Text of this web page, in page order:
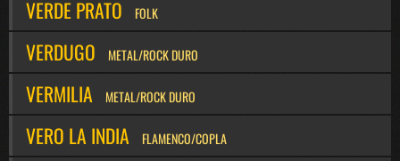
VERDE PRATO FOLK
VERDUGO METAL/ROCK DURO
VERMILIA METAL/ROCK DURO
VERO LA INDIA FLAMENCO/COPLA